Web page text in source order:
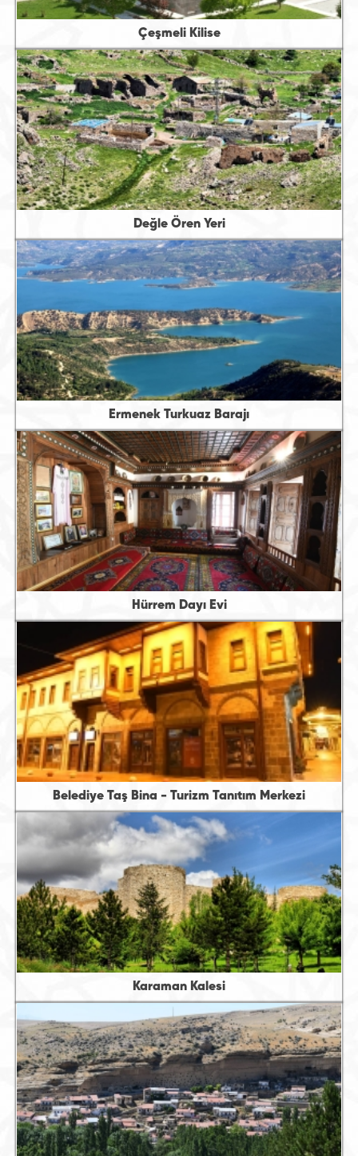
Çeşmeli Kilise
Değle Ören Yeri
Ermenek Turkuaz Barajı
Hürrem Dayı Evi
Belediye Taş Bina - Turizm Tanıtım Merkezi
Karaman Kalesi